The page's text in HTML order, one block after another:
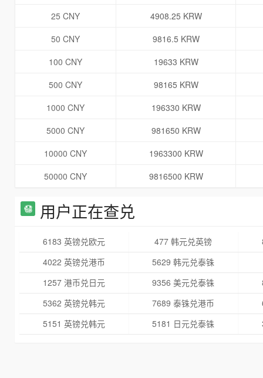
25 CNY
4908.25 KRW
50 CNY
9816.5 KRW
100 CNY
19633 KRW
500 CNY
98165 KRW
1000 CNY
196330 KRW
5000 CNY
981650 KRW
10000 CNY
1963300 KRW
50000 CNY
9816500 KRW
用户正在查兑
6183 英镑兑欧元 477 韩元兑英镑
4022 英镑兑港币
5629 韩元兑泰铢
1257 港币兑日元
9356 美元兑泰铢
5362 英镑兑韩元
7689 泰铢兑港币
5151 英镑兑韩元
5181 日元兑泰铢